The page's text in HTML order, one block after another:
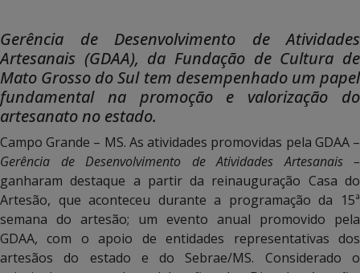
Gerência de Desenvolvimento de Atividades
Artesanais (GDAA), da Fundação de Cultura de
Mato Grosso do Sul tem desempenhado um papel
fundamental na promoção e valorização do
artesanato no estado.
Campo Grande – MS. As atividades promovidas pela GDAA –
Gerência de Desenvolvimento de Atividades Artesanais –
ganharam destaque a partir da reinauguração Casa do
Artesão, que aconteceu durante a programação da 15ª
semana do artesão; um evento anual promovido pela
GDAA, com o apoio de entidades representativas dos
artesãos do estado e do Sebrae/MS. Considerado o